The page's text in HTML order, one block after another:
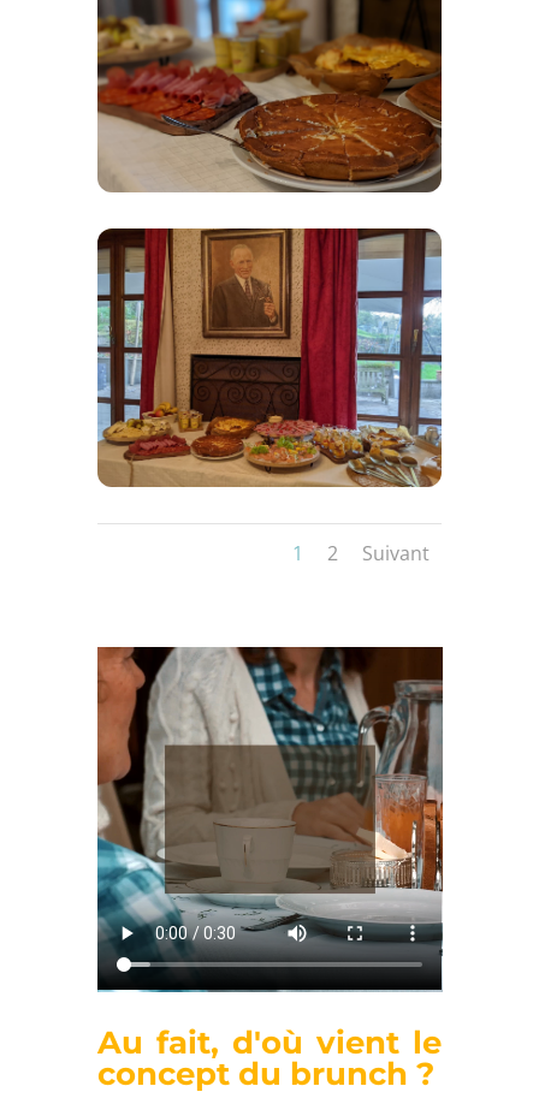
1 2 Suivant
Au fait, d'où vient le
concept du brunch ?